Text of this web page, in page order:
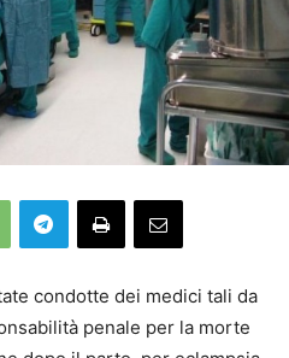
condotte dei medici tali da
penale per la morte